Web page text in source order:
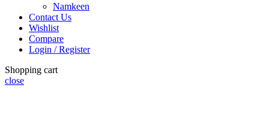
Namkeen
Contact Us
Wishlist
Compare
Login / Register
Shopping cart
close